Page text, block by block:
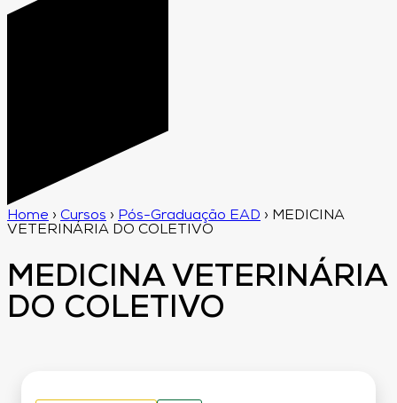
Home › Cursos › Pós-Graduação EAD › MEDICINA
VETERINÁRIA DO COLETIVO
MEDICINA VETERINÁRIA
DO COLETIVO